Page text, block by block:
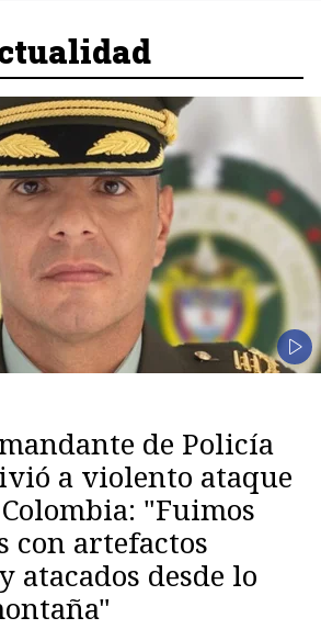
de Policía
a violento ataque
"Fuimos
con artefactos
atacados desde lo